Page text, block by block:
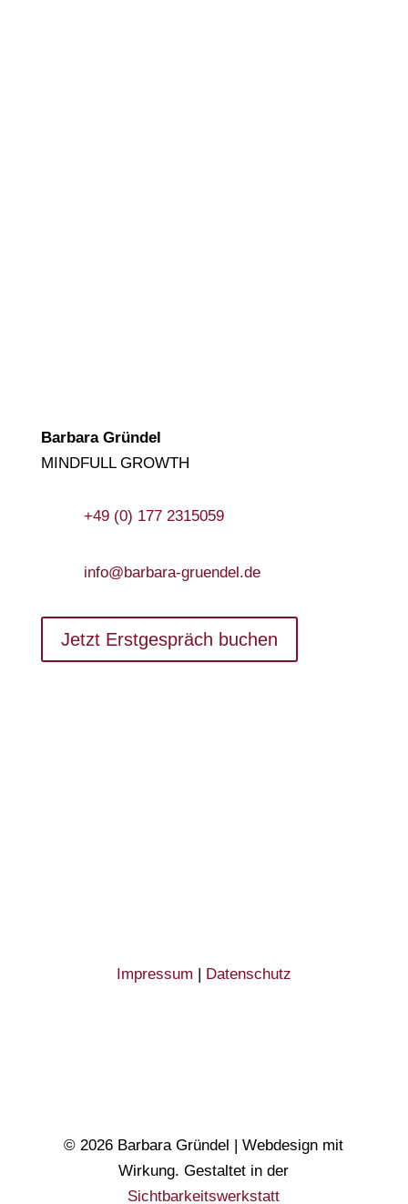
Barbara Gründel
MINDFULL GROWTH
+49 (0) 177 2315059
info@barbara-gruendel.de
Jetzt Erstgespräch buchen
Impressum | Datenschutz
© 2026 Barbara Gründel | Webdesign mit
Wirkung. Gestaltet in der
Sichtbarkeitswerkstatt